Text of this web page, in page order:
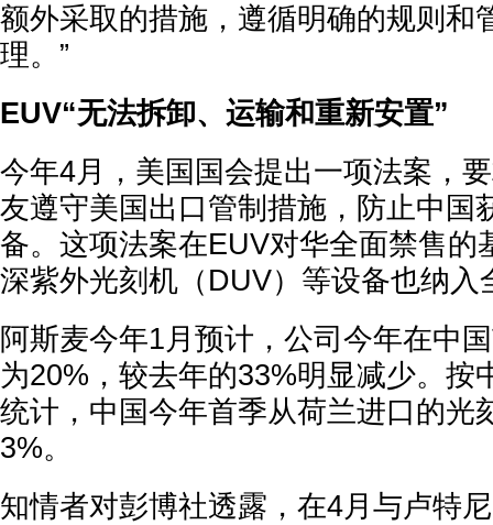
额外采取的措施，遵循明确的规则和
理。”
EUV“无法拆卸、运输和重新安置”
今年4月，美国国会提出一项法案，
友遵守美国出口管制措施，防止中国
备。这项法案在EUV对华全面禁售的
深紫外光刻机（DUV）等设备也纳入
阿斯麦今年1月预计，公司今年在中
为20%，较去年的33%明显减少。按
统计，中国今年首季从荷兰进口的光
3%。
知情者对彭博社透露，在4月与卢特